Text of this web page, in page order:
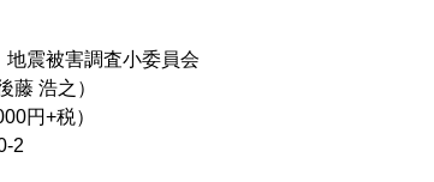
震被害調査小委員会
浩之）
円+税）
2